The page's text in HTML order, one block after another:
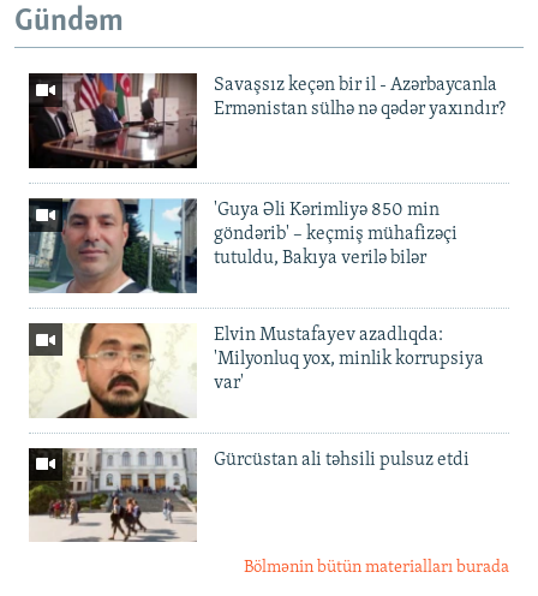
Gündəm
Savaşsız keçən bir il - Azərbaycanla
Ermənistan sülhə nə qədər yaxındır?
'Guya Əli Kərimliyə 850 min
göndərib' – keçmiş mühafizəçi
tutuldu, Bakıya verilə bilər
Elvin Mustafayev azadlıqda:
'Milyonluq yox, minlik korrupsiya
var'
Gürcüstan ali təhsili pulsuz etdi
Bölmənin bütün materialları burada